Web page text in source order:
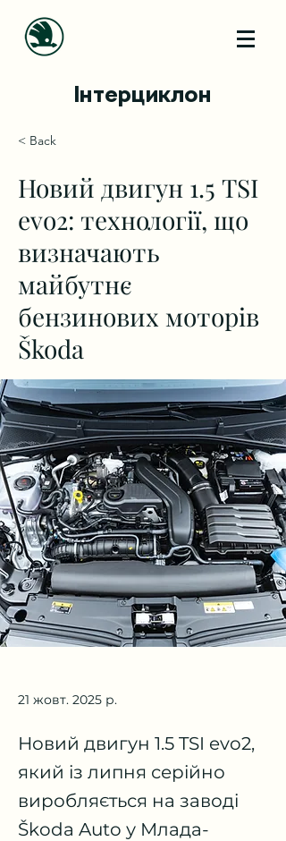
Інтерциклон
< Back
Новий двигун 1.5 TSI
evo2: технології, що
визначають
майбутнє
бензинових моторів
Škoda
21 жовт. 2025 р.
Новий двигун 1.5 TSI evo2,
який із липня серійно
виробляється на заводі
Škoda Auto у Млада-